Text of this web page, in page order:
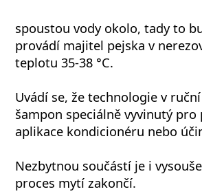
spoustou vody okolo, tady to
provádí majitel pejska v
teplotu 35-38 °C.
Uvádí se, že technologie v
šampon speciálně vyvinutý
aplikace kondicionéru nebo
Nezbytnou součástí je i
proces mytí zakončí.